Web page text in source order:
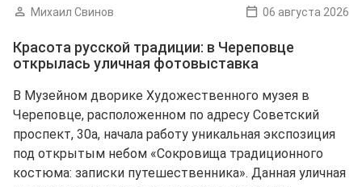
Михаил Свинов 06 августа 2026
Красота русской традиции: в Череповце
открылась уличная фотовыставка
В Музейном дворике Художественного музея в
Череповце, расположенном по адресу Советский
проспект, 30а, начала работу уникальная экспозиция
под открытым небом «Сокровища традиционного
костюма: записки путешественника». Данная уличная